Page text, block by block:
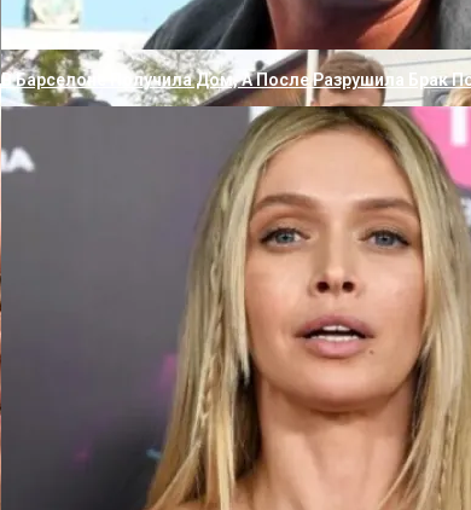
«Не Влюбиться Было Невозможно»: Максим Дрозд
В Барселоне Получила Дом, А После Разрушила Брак